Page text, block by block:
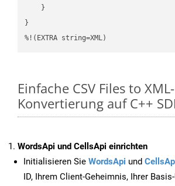
    }
}
%!(EXTRA string=XML)
Einfache CSV Files to XML-
Konvertierung auf C++
WordsApi und CellsApi einrichten
Initialisieren Sie WordsApi und
ID, Ihrem Client-Geheimnis, Ihrer